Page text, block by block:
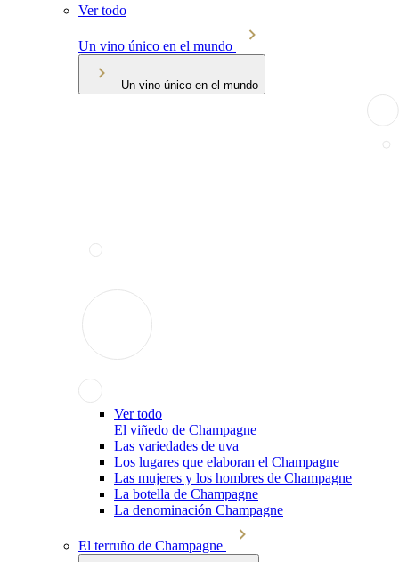
Ver todo
Un vino único en el mundo
Un vino único en el mundo
Ver todo
El viñedo de Champagne
Las variedades de uva
Los lugares que elaboran el Champagne
Las mujeres y los hombres de Champagne
La botella de Champagne
La denominación Champagne
El terruño de Champagne